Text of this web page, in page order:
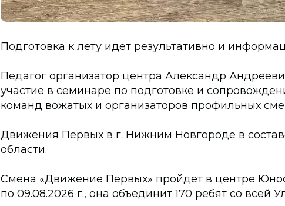
Подготовка к лету идет результативно и
Педагог организатор центра Александр
участие в семинаре по подготовке и
команд вожатых и организаторов профильных
Движения Первых в г. Нижним Новгороде в
области.
Смена «Движение Первых» пройдет в центре
по 09.08.2026 г., она объединит 170 ребят со всей